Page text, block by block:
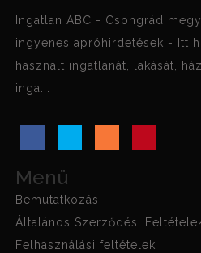
Ingatlan ABC - Csongrád
ingyenes apróhirdetések - Itt
használt ingatlanát, lakását,
inga...
Menü
Bemutatkozás
Általános Szerződési
Felhasználási feltételek